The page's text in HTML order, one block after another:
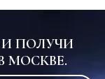
ПОЛУЧИ
МОСКВЕ.